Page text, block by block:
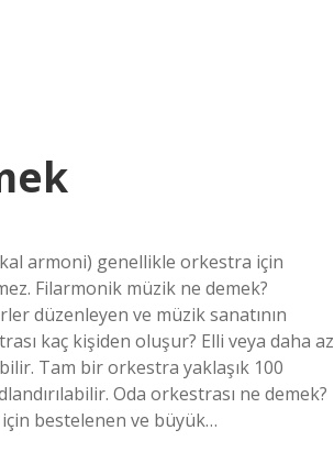
armoni) genellikle orkestra için
Filarmonik müzik ne demek?
düzenleyen ve müzik sanatının
kaç kişiden oluşur? Elli veya daha az
Tam bir orkestra yaklaşık 100
Oda orkestrası ne demek?
bestelenen ve büyük…